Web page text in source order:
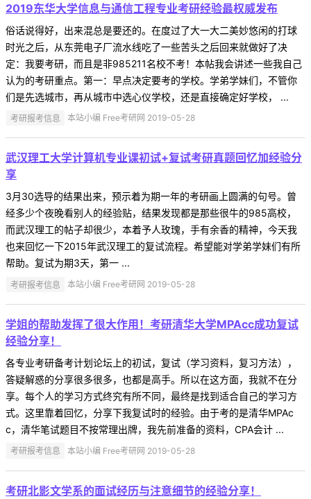
2019东华大学信息与通信工程专业考研经验最权威发布
俗话说得好，出来混总是要还的。在度过了大一大二美妙悠闲的打球
时光之后，从东莞电子厂流水线吃了一些苦头之后回来就做好了决
定：我要考研，而且是非985211名校不考！本帖我会讲述一些我自己
认为的考研重点。第一：早点决定要考的学校。学弟学妹们，不管你
们是先选城市，再从城市中选心仪学校，还是直接确定好学校， ...
考研报考信息 本站小编 Free考研网 2019-05-28
武汉理工大学计算机专业课初试+复试考研真题回忆加经验分
享
3月30选导的结果出来，预示着为期一年的考研画上圆满的句号。曾
经多少个夜晚看别人的经验贴，结果发现都是那些很牛的985高校，
而武汉理工的帖子却很少，本着予人玫瑰，手有余香的精神，今天我
也来回忆一下2015年武汉理工的复试流程。希望能对学弟学妹们有所
帮助。复试为期3天，第一 ...
考研报考信息 本站小编 Free考研网 2019-05-28
学姐的帮助发挥了很大作用！考研清华大学MPAcc成功复试
经验分享！
各专业考研备考计划论坛上的初试，复试（学习资料，复习方法），
答疑解惑的分享很多很多，也都是高手。所以在这方面，我就不在分
享。每个人的学习方式终究有所不同，最终是找到适合自己的学习方
式。这里靠着回忆，分享下我复试时的经验。由于考的是清华MPAc
c，清华笔试题目不按常理出牌，我先前准备的资料，CPA会计 ...
考研报考信息 本站小编 Free考研网 2019-05-28
考研北影文学系的面试经历与注意细节的经验分享！